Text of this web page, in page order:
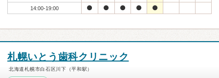
14:00-19:00
札幌いとう歯科クリニック
北海道札幌市白石区川下（平和駅）